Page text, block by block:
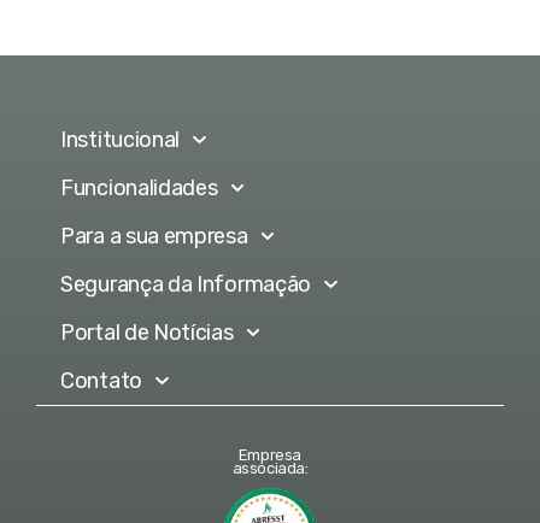
Institucional
Funcionalidades
Para a sua empresa
Segurança da Informação
Portal de Notícias
Contato
Empresa
associada: